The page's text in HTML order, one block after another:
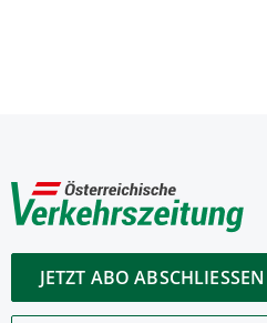
JETZT ABO ABSCHLIESSEN